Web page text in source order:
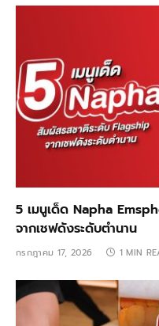
5 เมนูเด็ด Napha
จากเชฟดังระดับตำนาน
กรกฎาคม 17, 2026 1 MIN